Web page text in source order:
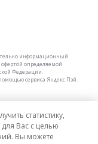
статистику,
Вас с целью
Вы можете
информационный
определяемой
Федерации.
сервиса Яндекс Пэй.